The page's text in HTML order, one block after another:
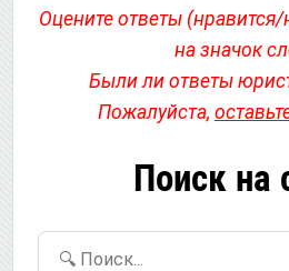
Оцените ответы
на значок
Были ли ответы
Пожалуйста,
Поиск на
🔍 Поиск...